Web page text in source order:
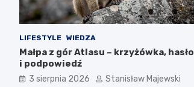
LIFESTYLE WIEDZA
Małpa z gór Atlasu – krzyżówka, hasło
i podpowiedź
3 sierpnia 2026 Stanisław Majewski